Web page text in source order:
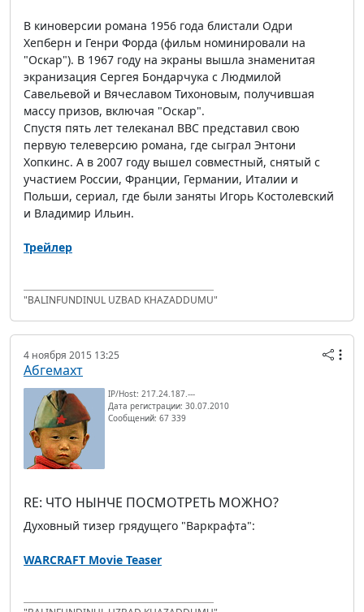
В киноверсии романа 1956 года блистали Одри
Хепберн и Генри Форда (фильм номинировали на
"Оскар"). В 1967 году на экраны вышла знаменитая
экранизация Сергея Бондарчука с Людмилой
Савельевой и Вячеславом Тихоновым, получившая
массу призов, включая "Оскар".
Спустя пять лет телеканал ВВС представил свою
первую телеверсию романа, где сыграл Энтони
Хопкинс. А в 2007 году вышел совместный, снятый с
участием России, Франции, Германии, Италии и
Польши, сериал, где были заняты Игорь Костолевский
и Владимир Ильин.
Трейлер
"BALINFUNDINUL UZBAD KHAZADDUMU"
4 ноября 2015 13:25
Абгемахт
IP/Host: 217.24.187.---
Дата регистрации: 30.07.2010
Сообщений: 67 339
RE: ЧТО НЫНЧЕ ПОСМОТРЕТЬ МОЖНО?
Духовный тизер грядущего "Варкрафта":
WARCRAFT Movie Teaser